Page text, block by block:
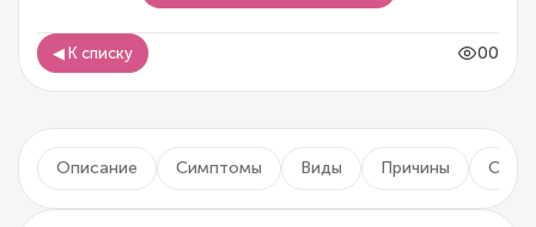
◀ К списку 00
Описание Симптомы Виды Причины